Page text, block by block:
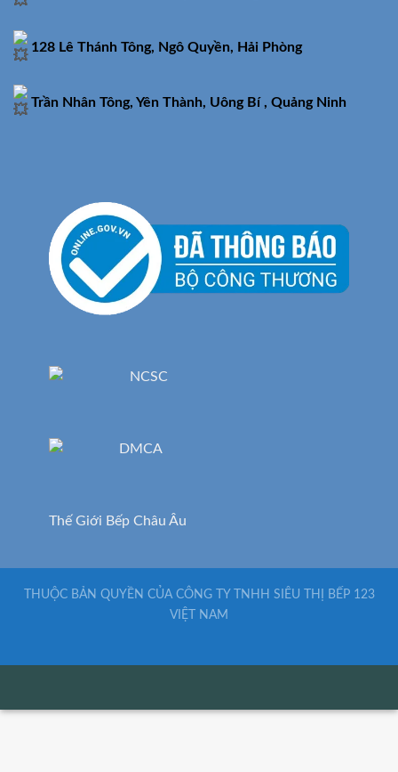
128 Lê Thánh Tông, Ngô Quyền, Hải Phòng
Trần Nhân Tông, Yên Thành, Uông Bí , Quảng Ninh
Thế Giới Bếp Châu Âu
THUỘC BẢN QUYỀN CỦA CÔNG TY TNHH SIÊU THỊ BẾP 123
VIỆT NAM